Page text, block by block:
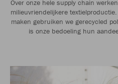
Over onze hele supply chain
milieuvriendelijkere
maken gebruiken we gerecycled
is onze bedoeling hun